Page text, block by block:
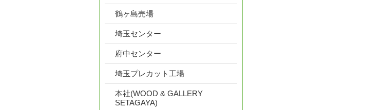
鶴ヶ島売場
埼玉センター
府中センター
埼玉プレカット工場
本社(WOOD & GALLERY
SETAGAYA)